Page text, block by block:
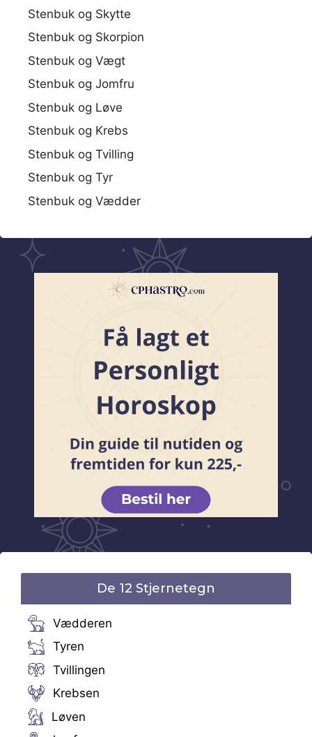
Stenbuk og Skytte
Stenbuk og Skorpion
Stenbuk og Vægt
Stenbuk og Jomfru
Stenbuk og Løve
Stenbuk og Krebs
Stenbuk og Tvilling
Stenbuk og Tyr
Stenbuk og Vædder
De 12 Stjernetegn
Vædderen
Tyren
Tvillingen
Krebsen
Løven